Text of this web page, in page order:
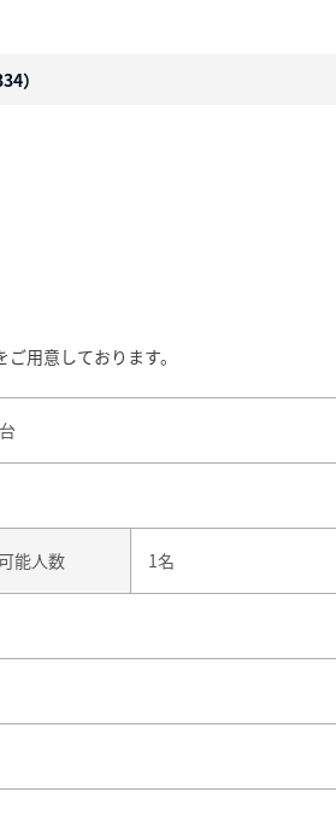
）
用意しております。
能人数 1名